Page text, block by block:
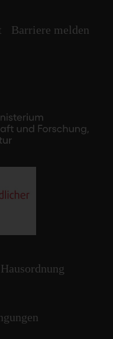
Barriere melden
Hausordnung